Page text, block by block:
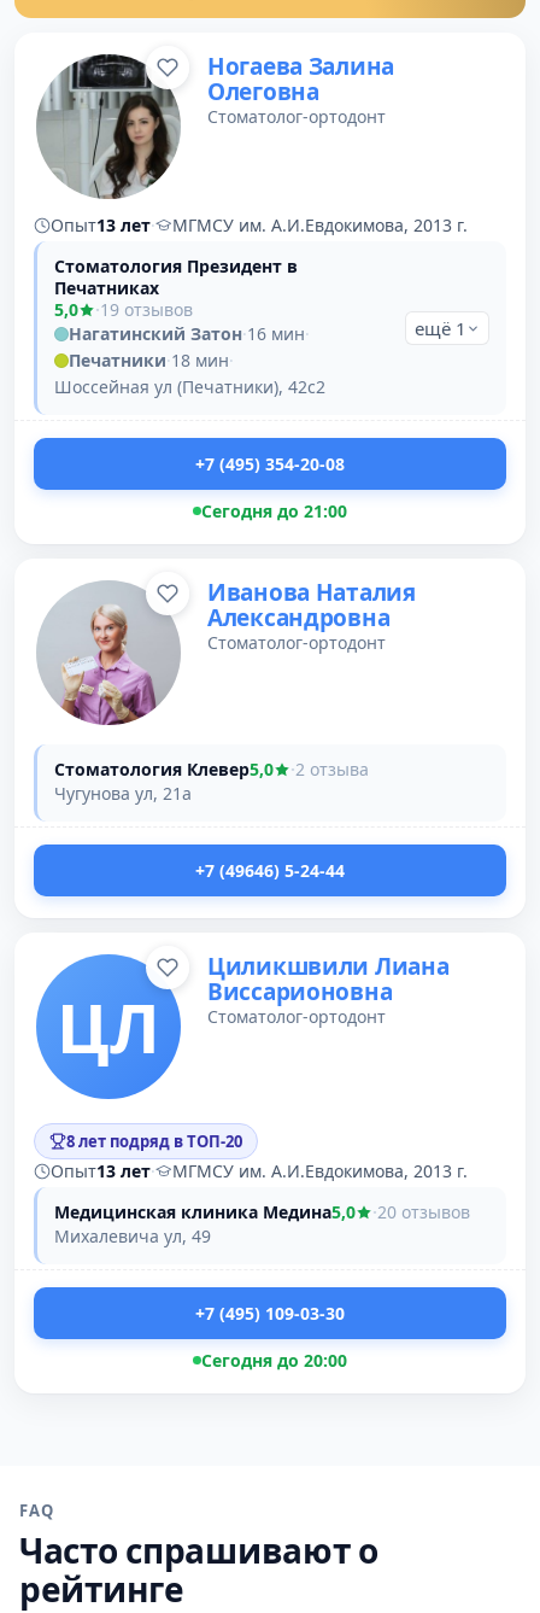
Ногаева Залина
Олеговна
Стоматолог-ортодонт
Опыт13 лет·
МГМСУ им. А.И.Евдокимова, 2013 г.
Стоматология Президент в
Печатниках
5,0
·19 отзывов
Нагатинский Затон·16 мин·
Печатники·18 мин·
Шоссейная ул (Печатники), 42с2
ещё 1
+7 (495) 354-20-08
Сегодня до 21:00
Иванова Наталия
Александровна
Стоматолог-ортодонт
Стоматология Клевер5,0 ·2 отзыва
Чугунова ул, 21а
+7 (49646) 5-24-44
ЦЛ
Циликшвили Лиана
Виссарионовна
Стоматолог-ортодонт
8 лет подряд в ТОП-20
Опыт13 лет·
МГМСУ им. А.И.Евдокимова, 2013 г.
Медицинская клиника Медина5,0 ·20 отзывов
Михалевича ул, 49
+7 (495) 109-03-30
Сегодня до 20:00
FAQ
Часто спрашивают о
рейтинге